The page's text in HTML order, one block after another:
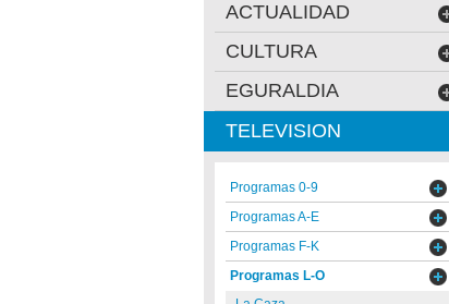
ACTUALIDAD
CULTURA
EGURALDIA
TELEVISION
Programas 0-9
Programas A-E
Programas F-K
Programas L-O